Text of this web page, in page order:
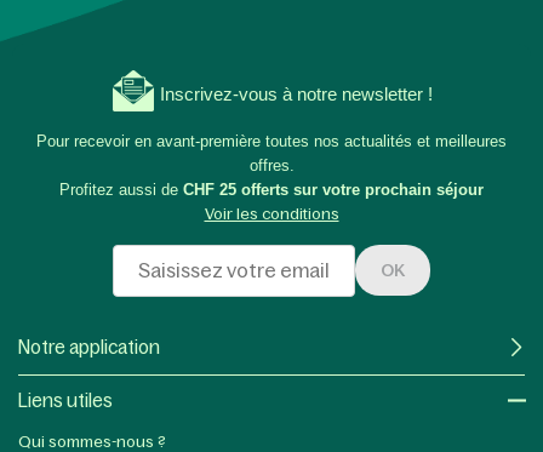
Inscrivez-vous à notre newsletter !
Pour recevoir en avant-première toutes nos actualités et meilleures
offres.
Profitez aussi de CHF 25 offerts sur votre prochain séjour
Voir les conditions
OK
Notre application
Liens utiles​
Qui sommes-nous ?